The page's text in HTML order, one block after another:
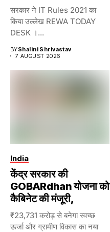
सरकार ने IT Rules 2021 का
किया उल्लेख REWA TODAY
DESK ।...
BYShalini Shrivastav
7 AUGUST 2026
India
केंद्र सरकार की
GOBARdhan योजना को
कैबिनेट की मंजूरी,
₹23,731 करोड़ से बनेगा स्वच्छ
ऊर्जा और ग्रामीण विकास का नया